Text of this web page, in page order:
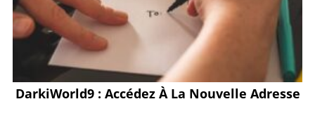
DarkiWorld9 : Accédez À La Nouvelle Adresse